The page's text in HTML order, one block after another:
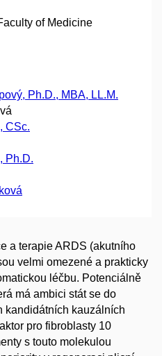
of Medicine
Ph.D., MBA, LL.M.
CSc.
Ph.D.
a terapie ARDS (akutního
velmi omezené a prakticky
léčbu. Potenciálně
má ambici stát se do
kandidátních kauzálních
pro fibroblasty 10
s touto molekulou